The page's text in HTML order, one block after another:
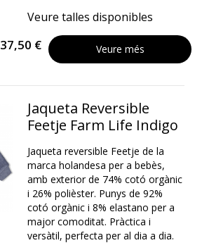
Veure talles disponibles
37,50 € Veure més
Jaqueta Reversible
Feetje Farm Life Indigo
Jaqueta reversible Feetje de la
marca holandesa per a bebès,
amb exterior de 74% cotó orgànic
i 26% polièster. Punys de 92%
cotó orgànic i 8% elastano per a
major comoditat. Pràctica i
versàtil, perfecta per al dia a dia.